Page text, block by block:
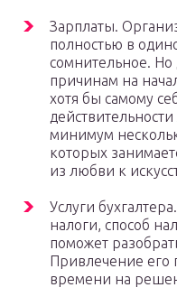
Зарплаты.
полностью в
сомнительное. Но
причинам на
хотя бы самому
минимум
которых
из любви к
Услуги
налоги, способ
поможет
Привлечение его
времени на